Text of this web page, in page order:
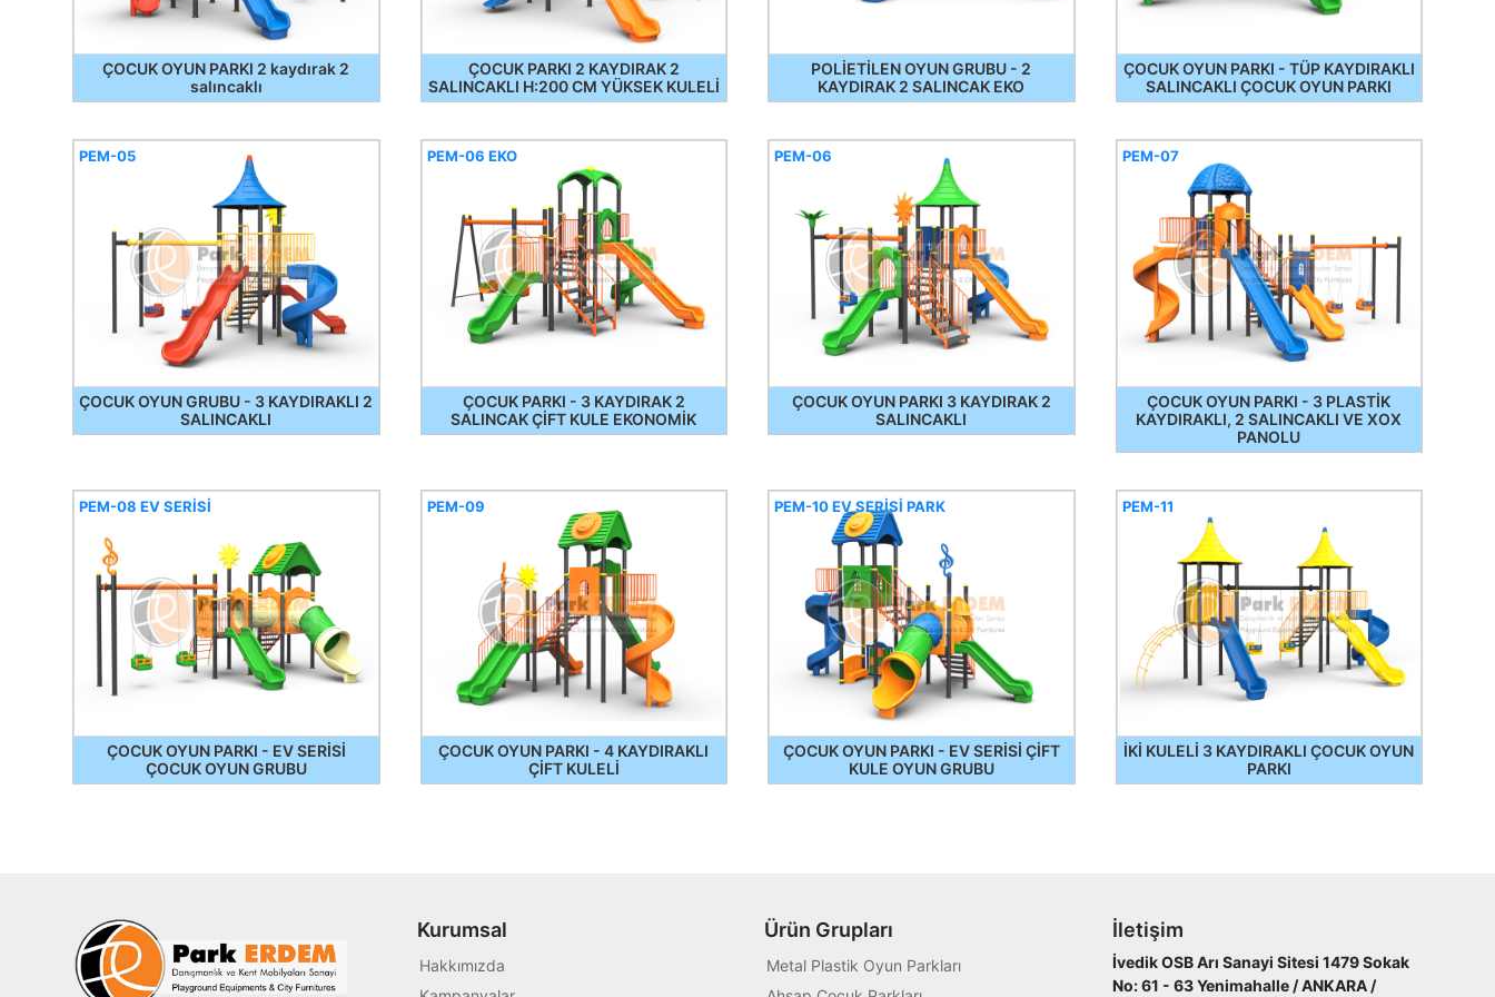
ÇOCUK OYUN PARKI 2 kaydırak 2
salıncaklı
ÇOCUK PARKI 2 KAYDIRAK 2
SALINCAKLI H:200 CM YÜKSEK KULELİ
POLİETİLEN OYUN GRUBU - 2
KAYDIRAK 2 SALINCAK EKO
ÇOCUK OYUN PARKI - TÜP KAYDIRAKLI
SALINCAKLI ÇOCUK OYUN PARKI
ÇOCUK OYUN GRUBU - 3 KAYDIRAKLI 2
SALINCAKLI
PEM-05
ÇOCUK PARKI - 3 KAYDIRAK 2
SALINCAK ÇİFT KULE EKONOMİK
PEM-06 EKO
ÇOCUK OYUN PARKI 3 KAYDIRAK 2
SALINCAKLI
PEM-06
ÇOCUK OYUN PARKI - 3 PLASTİK
KAYDIRAKLI, 2 SALINCAKLI VE XOX
PANOLU
PEM-07
ÇOCUK OYUN PARKI - EV SERİSİ
ÇOCUK OYUN GRUBU
PEM-08 EV SERİSİ
ÇOCUK OYUN PARKI - 4 KAYDIRAKLI
ÇİFT KULELİ
PEM-09
ÇOCUK OYUN PARKI - EV SERİSİ ÇİFT
KULE OYUN GRUBU
PEM-10 EV SERİSİ PARK
İKİ KULELİ 3 KAYDIRAKLI ÇOCUK OYUN
PARKI
PEM-11
Kurumsal
Hakkımızda
Ürün Grupları
Metal Plastik Oyun Parkları
İletişim
İvedik OSB Arı Sanayi Sitesi 1479 Sokak
No: 61 - 63 Yenimahalle / ANKARA /